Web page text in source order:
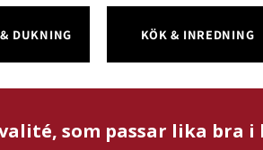
DUKNING KÖK & INREDNING
som passar lika bra i